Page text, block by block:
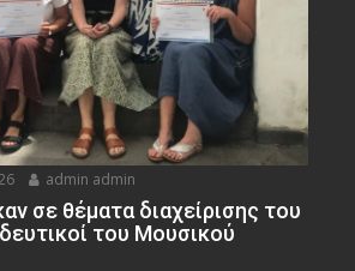
admin admin
σε θέματα διαχείρισης του
του Μουσικού